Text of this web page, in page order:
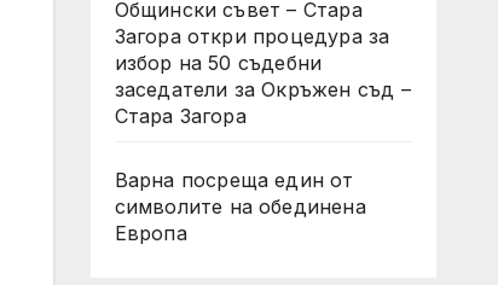
Общински съвет – Стара
Загора откри процедура за
избор на 50 съдебни
заседатели за Окръжен съд –
Стара Загора
Варна посреща един от
символите на обединена
Европа